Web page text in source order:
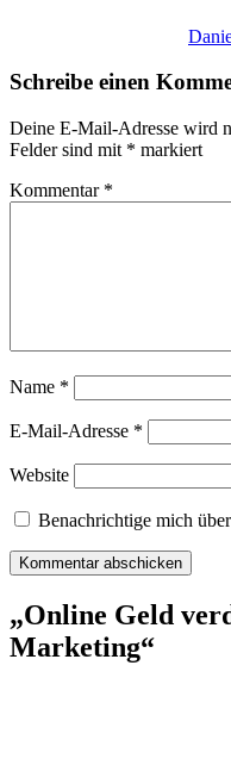
Schreibe einen
Deine E-Mail-Adresse wird
Felder sind mit * markiert
Kommentar *
Name *
E-Mail-Adresse *
Website
Benachrichtige mich
„Online Geld
Marketing“